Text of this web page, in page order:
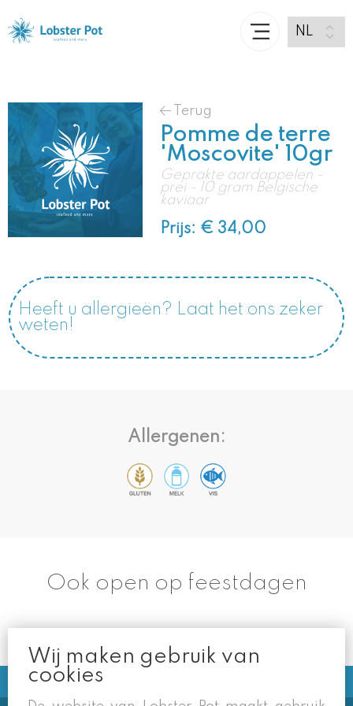
Terug
Pomme de terre
'Moscovite' 10gr
Geprakte aardappelen -
prei - 10 gram Belgische
kaviaar
Prijs: € 34,00
Heeft u allergieën? Laat het ons zeker
weten!
Allergenen:
Ook open op feestdagen
Wij maken gebruik van
cookies